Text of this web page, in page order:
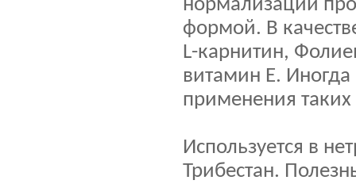
нормализации
формой. В
L-карнитин,
витамин Е.
применения
Используется в
Трибестан.